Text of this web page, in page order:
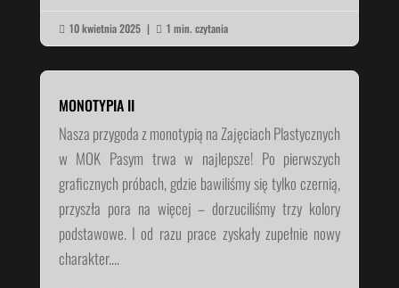
 10 kwietnia 2025 |  1 min. czytania
MONOTYPIA II
Nasza przygoda z monotypią na Zajęciach Plastycznych
w MOK Pasym trwa w najlepsze! Po pierwszych
graficznych próbach, gdzie bawiliśmy się tylko czernią,
przyszła pora na więcej – dorzuciliśmy trzy kolory
podstawowe. I od razu prace zyskały zupełnie nowy
charakter....